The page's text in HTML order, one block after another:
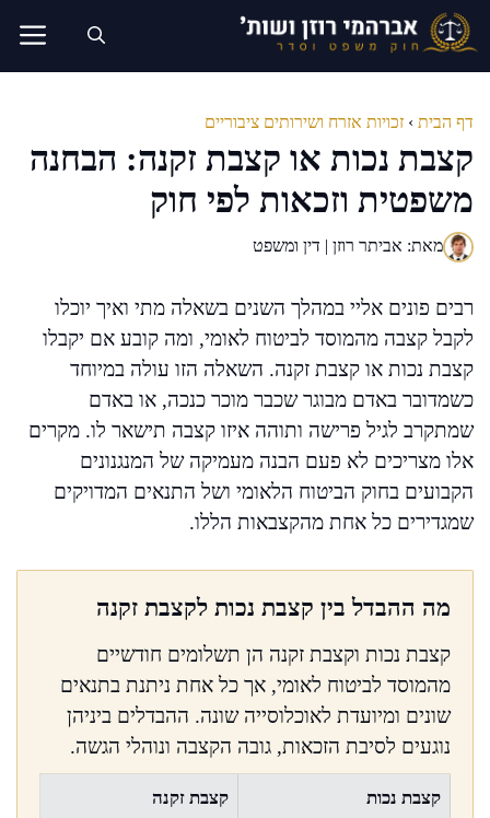
לדלג
לתוכן
דף הבית › זכויות אזרח ושירותים ציבוריים
קצבת נכות או קצבת זקנה: הבחנה
משפטית וזכאות לפי חוק
מאת: אביתר רוזן | דין ומשפט
רבים פונים אליי במהלך השנים בשאלה מתי ואיך יוכלו
לקבל קצבה מהמוסד לביטוח לאומי, ומה קובע אם יקבלו
קצבת נכות או קצבת זקנה. השאלה הזו עולה במיוחד
כשמדובר באדם מבוגר שכבר מוכר כנכה, או באדם
שמתקרב לגיל פרישה ותוהה איזו קצבה תישאר לו. מקרים
אלו מצריכים לא פעם הבנה מעמיקה של המנגנונים
הקבועים בחוק הביטוח הלאומי ושל התנאים המדויקים
שמגדירים כל אחת מהקצבאות הללו.
מה ההבדל בין קצבת נכות לקצבת זקנה
קצבת נכות וקצבת זקנה הן תשלומים חודשיים
מהמוסד לביטוח לאומי, אך כל אחת ניתנת בתנאים
שונים ומיועדת לאוכלוסייה שונה. ההבדלים ביניהן
נוגעים לסיבת הזכאות, גובה הקצבה ונוהלי הגשה.
קצבת נכות קצבת זקנה